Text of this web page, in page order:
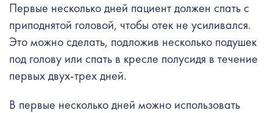
Первые несколько дней пациент должен спать с
приподнятой головой, чтобы отек не усиливался.
Это можно сделать, подложив несколько подушек
под голову или спать в кресле полусидя в течение
первых двух-трех дней.
В первые несколько дней можно использовать